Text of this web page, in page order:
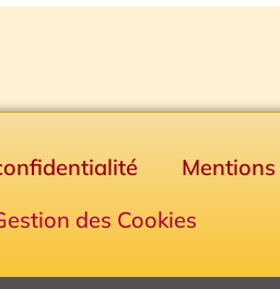
des Cookies